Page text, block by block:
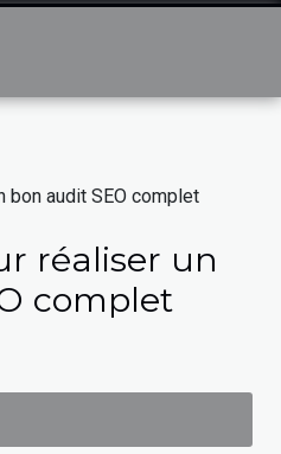
bon audit SEO complet
réaliser un
complet